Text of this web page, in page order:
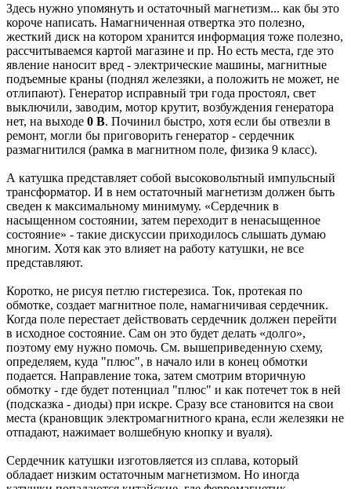
Здесь нужно упомянуть и остаточный магнетизм... как бы это
короче написать. Намагниченная отвертка это полезно,
жесткий диск на котором хранится информация тоже полезно,
рассчитываемся картой магазине и пр. Но есть места, где это
явление наносит вред - электрические машины, магнитные
подъемные краны (поднял железяки, а положить не может, не
отлипают). Генератор исправный три года простоял, свет
выключили, заводим, мотор крутит, возбуждения генератора
нет, на выходе 0 В. Починил быстро, хотя если бы отвезли в
ремонт, могли бы приговорить генератор - сердечник
размагнитился (рамка в магнитном поле, физика 9 класс).
А катушка представляет собой высоковольтный импульсный
трансформатор. И в нем остаточный магнетизм должен быть
сведен к максимальному минимуму. «Сердечник в
насыщенном состоянии, затем переходит в ненасыщенное
состояние» - такие дискуссии приходилось слышать думаю
многим. Хотя как это влияет на работу катушки, не все
представляют.
Коротко, не рисуя петлю гистерезиса. Ток, протекая по
обмотке, создает магнитное поле, намагничивая сердечник.
Когда поле перестает действовать сердечник должен перейти
в исходное состояние. Сам он это будет делать «долго»,
поэтому ему нужно помочь. См. вышеприведенную схему,
определяем, куда "плюс", в начало или в конец обмотки
подается. Направление тока, затем смотрим вторичную
обмотку - где будет потенциал "плюс" и как потечет ток в ней
(подсказка - диоды) при искре. Сразу все становится на свои
места (крановщик электромагнитного крана, если железяки не
отпадают, нажимает волшебную кнопку и вуаля).
Сердечник катушки изготовляется из сплава, который
обладает низким остаточным магнетизмом. Но иногда